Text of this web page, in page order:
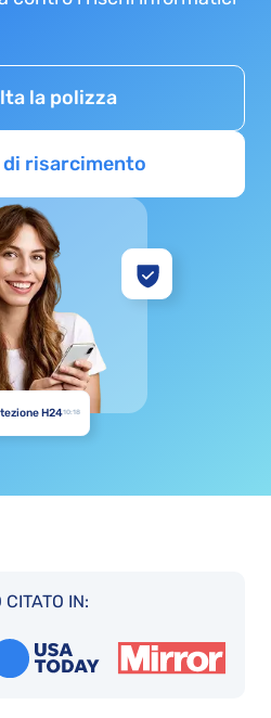
la polizza
di risarcimento
H2410:18
CITATO IN: